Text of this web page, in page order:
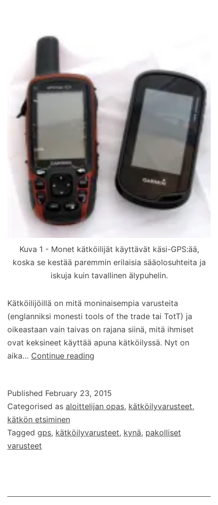
Kuva 1 - Monet kätköilijät käyttävät käsi-GPS:ää,
koska se kestää paremmin erilaisia sääolosuhteita ja
iskuja kuin tavallinen älypuhelin.
Kätköilijöillä on mitä moninaisempia varusteita
(englanniksi monesti tools of the trade tai TotT) ja
oikeastaan vain taivas on rajana siinä, mitä ihmiset
ovat keksineet käyttää apuna kätköilyssä. Nyt on
aika… Continue reading
1
:
ja
Published February 23, 2015
Categorised as aloittelijan opas, kätköilyvarusteet,
kätkön etsiminen
Tagged gps, kätköilyvarusteet, kynä, pakolliset
varusteet